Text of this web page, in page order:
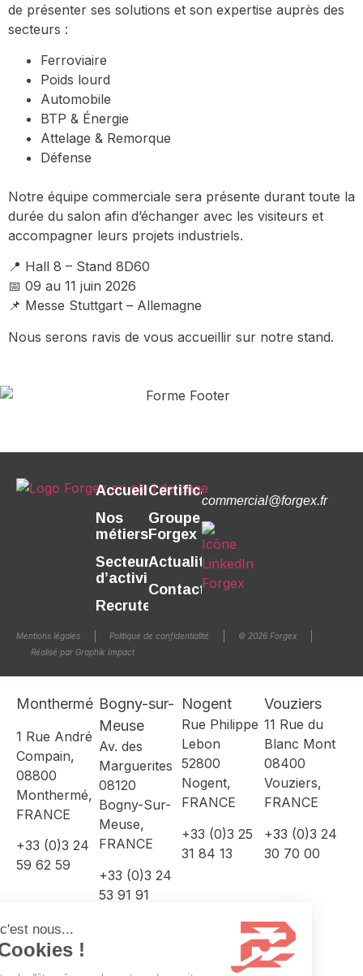
de présenter ses solutions et son expertise auprès des
secteurs :
Ferroviaire
Poids lourd
Automobile
BTP & Énergie
Attelage & Remorque
Défense
Notre équipe commerciale sera présente durant toute la
durée du salon afin d’échanger avec les visiteurs et
accompagner leurs projets industriels.
📍 Hall 8 – Stand 8D60
📅 09 au 11 juin 2026
📌 Messe Stuttgart – Allemagne
Nous serons ravis de vous accueillir sur notre stand.
Accueil
Nos
métiers
Secteurs
d’activité
Recrutement
Certifications
Groupe
Forgex
Actualités
Contact
commercial@forgex.fr
Mentions légales Politique de confidentialité
© 2026 Forgex
Réalisé par Graphik Impact
Monthermé
1 Rue André
Compain,
08800
Monthermé,
FRANCE
+33 (0)3 24
59 62 59
Bogny-sur-
Meuse
Av. des
Marguerites
08120
Bogny-Sur-
Meuse,
FRANCE
+33 (0)3 24
53 91 91
Nogent
Rue Philippe
Lebon
52800
Nogent,
FRANCE
+33 (0)3 25
31 84 13
Vouziers
11 Rue du
Blanc Mont
08400
Vouziers,
FRANCE
+33 (0)3 24
30 70 00